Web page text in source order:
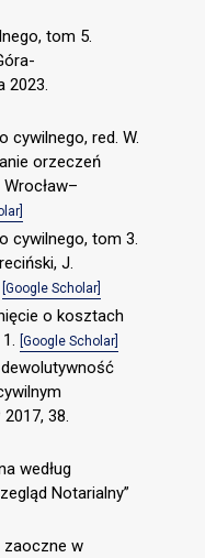
tom 5.
2023.
cywilnego, red. W.
orzeczeń
cywilnego, tom 3.
J.
[Google Scholar]
o kosztach
[Google Scholar]
38.
według
Notarialny”
zaoczne w